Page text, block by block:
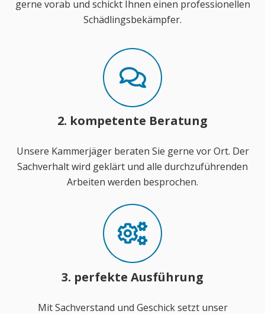
gerne vorab und schickt Ihnen einen professionellen
Schädlingsbekämpfer.
2. kompetente Beratung
Unsere Kammerjäger beraten Sie gerne vor Ort. Der
Sachverhalt wird geklärt und alle durchzuführenden
Arbeiten werden besprochen.
3. perfekte Ausführung
Mit Sachverstand und Geschick setzt unser